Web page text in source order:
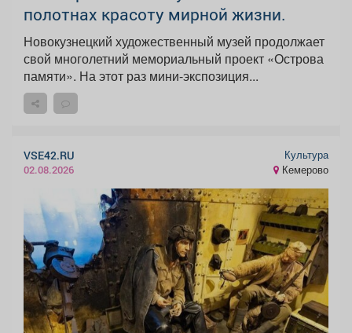
полотнах красоту мирной жизни.
Новокузнецкий художественный музей продолжает
свой многолетний мемориальный проект «Острова
памяти». На этот раз мини-экспозиция...
VSE42.RU
02.08.2026
Культура
Кемерово